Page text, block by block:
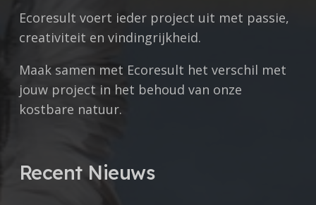
Ecoresult voert ieder project uit met passie,
creativiteit en vindingrijkheid.
Maak samen met Ecoresult het verschil met
jouw project in het behoud van onze
kostbare natuur.
Recent Nieuws